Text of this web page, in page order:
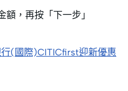
，再按「下一步」
(國際)CITICfirst迎新優惠